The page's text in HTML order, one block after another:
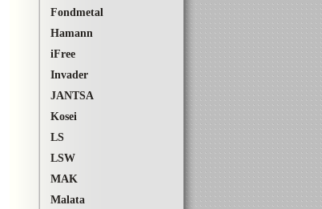
Fondmetal
Hamann
iFree
Invader
JANTSA
Kosei
LS
LSW
MAK
Malata